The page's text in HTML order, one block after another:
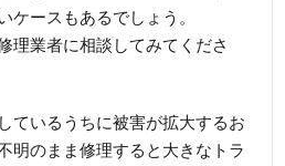
ケースもあるでしょう。
理業者に相談してみてくださ
ているうちに被害が拡大するお
明のまま修理すると大きなトラ